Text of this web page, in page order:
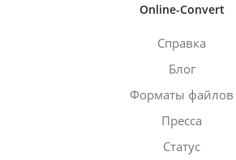
Online-Convert
Справка
Блог
Форматы файлов
Пресса
Статус